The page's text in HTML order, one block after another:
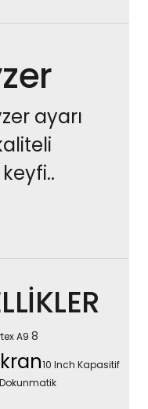
ayarı
A9 8
10 Inch Kapasitif